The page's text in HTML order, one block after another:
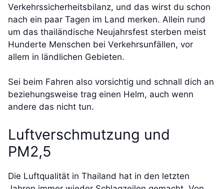
Verkehrssicherheitsbilanz, und das wirst du schon
nach ein paar Tagen im Land merken. Allein rund
um das thailändische Neujahrsfest sterben meist
Hunderte Menschen bei Verkehrsunfällen, vor
allem in ländlichen Gebieten.
Sei beim Fahren also vorsichtig und schnall dich an
beziehungsweise trag einen Helm, auch wenn
andere das nicht tun.
Luftverschmutzung und
PM2,5
Die Luftqualität in Thailand hat in den letzten